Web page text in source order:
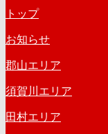
ー
カ
イ
ブ
トップ
お知らせ
郡山エリア
須賀川エリア
田村エリア